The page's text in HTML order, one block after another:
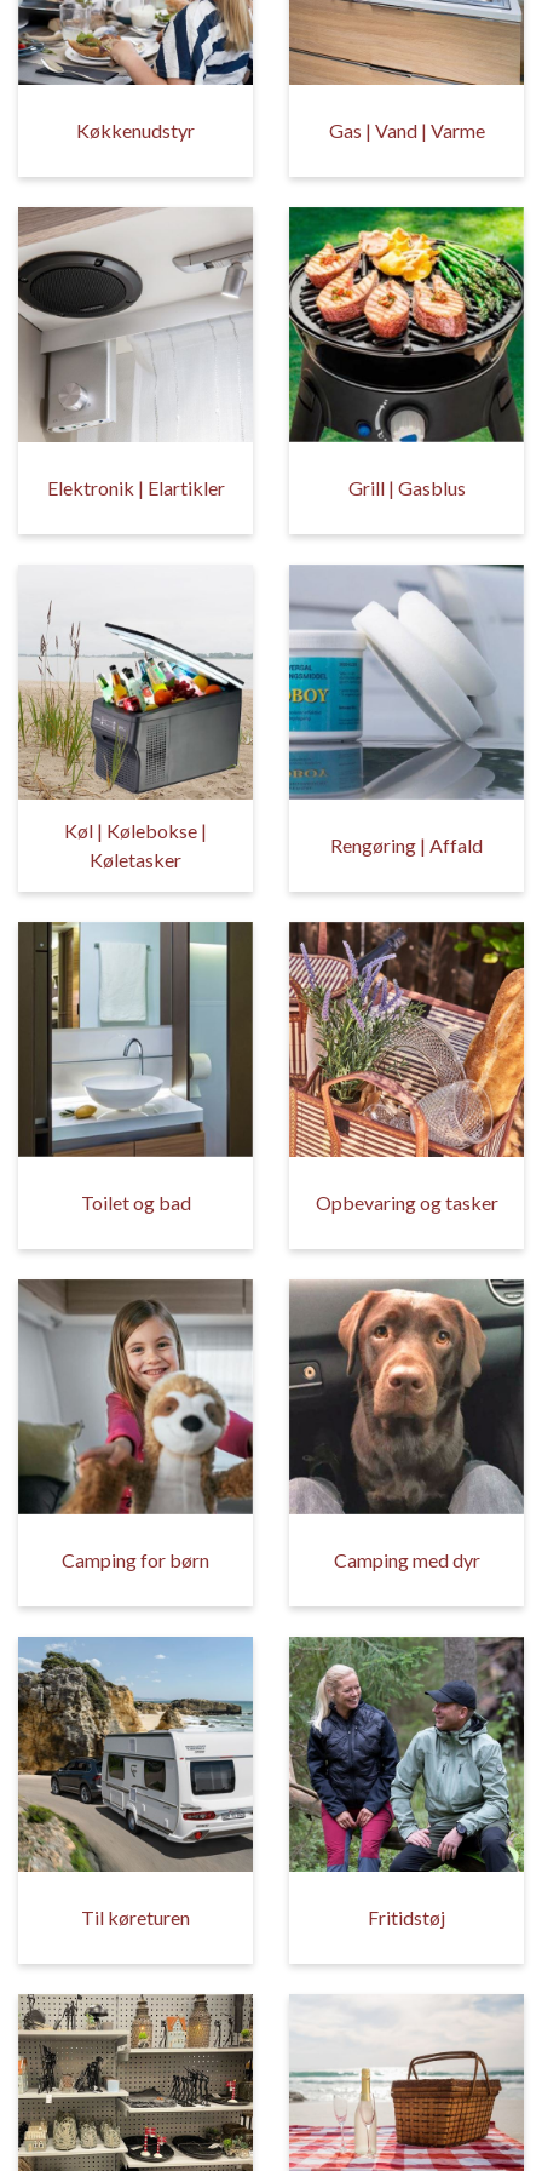
Køkkenudstyr Gas | Vand | Varme
Elektronik | Elartikler Grill | Gasblus
Køl | Kølebokse |
Køletasker
Rengøring | Affald
Toilet og bad Opbevaring og tasker
Camping for børn Camping med dyr
Til køreturen Fritidstøj